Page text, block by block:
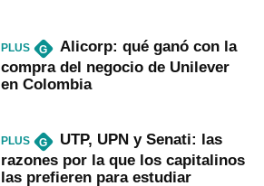
PLUS G
Alicorp: qué ganó con la
compra del negocio de Unilever
en Colombia
PLUS G
UTP, UPN y Senati: las
razones por la que los capitalinos
las prefieren para estudiar